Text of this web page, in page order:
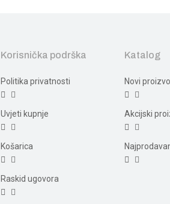
Korisnička podrška
Politika privatnosti
Uvjeti kupnje
Košarica
Raskid ugovora
Katalog
Novi
Akcijski